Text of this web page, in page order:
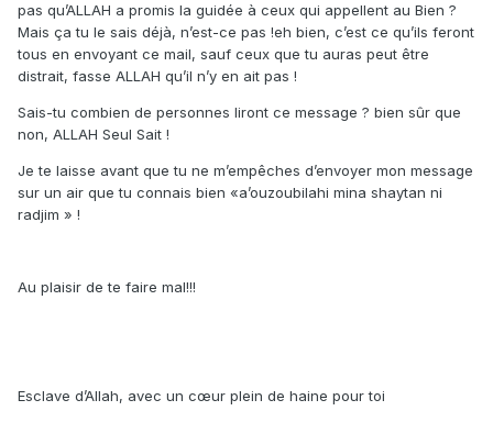
pas qu’ALLAH a promis la guidée à ceux qui appellent au Bien ?
Mais ça tu le sais déjà, n’est-ce pas !eh bien, c’est ce qu’ils feront
tous en envoyant ce mail, sauf ceux que tu auras peut être
distrait, fasse ALLAH qu’il n’y en ait pas !
Sais-tu combien de personnes liront ce message ? bien sûr que
non, ALLAH Seul Sait !
Je te laisse avant que tu ne m’empêches d’envoyer mon message
sur un air que tu connais bien «a’ouzoubilahi mina shaytan ni
radjim » !
Au plaisir de te faire mal!!!
Esclave d’Allah, avec un cœur plein de haine pour toi